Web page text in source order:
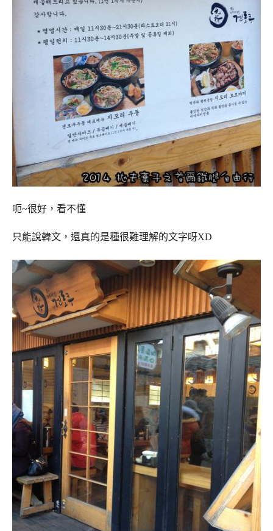
呃~很好，看不懂
只能說韓文，還真的是種很難理解的文字呀XD